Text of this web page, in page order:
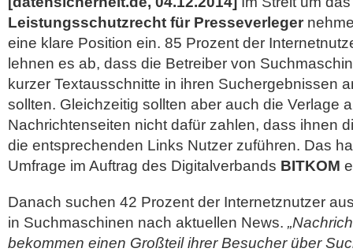
Leistungsschutzrecht für Presseverleger
eine klare Position ein. 85 Prozent der
lehnen es ab, dass die Betreiber von
kurzer Textausschnitte in ihren Suchergebnissen
sollten. Gleichzeitig sollten aber auch die Verlage
Nachrichtenseiten nicht dafür zahlen, dass ihnen
die entsprechenden Links Nutzer zuführen. Das
Umfrage im Auftrag des Digitalverbands BITKOM
Danach suchen 42 Prozent der Internetznutzer
in Suchmaschinen nach aktuellen News.
bekommen einen Großteil ihrer Besucher über